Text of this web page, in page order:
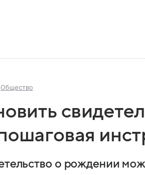
Общество
о рождении